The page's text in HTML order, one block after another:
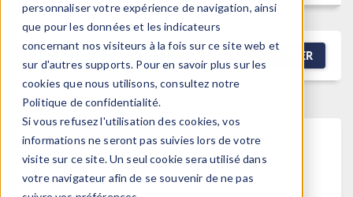
personnaliser votre expérience de navigation, ainsi
que pour les données et les indicateurs
concernant nos visiteurs à la fois sur ce site web et
sur d'autres supports. Pour en savoir plus sur les
cookies que nous utilisons, consultez notre
Politique de confidentialité.
Si vous refusez l'utilisation des cookies, vos
informations ne seront pas suivies lors de votre
visite sur ce site. Un seul cookie sera utilisé dans
votre navigateur afin de se souvenir de ne pas
FILTRER
This forum post cannot be